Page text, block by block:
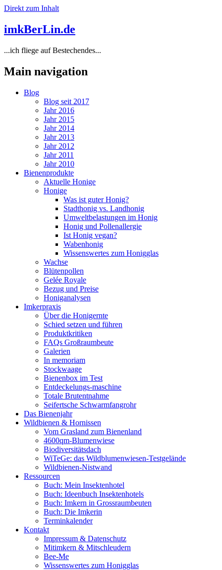
Direkt zum Inhalt
imkBerLin.de
...ich fliege auf Bestechendes...
Main navigation
Blog
Blog seit 2017
Jahr 2016
Jahr 2015
Jahr 2014
Jahr 2013
Jahr 2012
Jahr 2011
Jahr 2010
Bienenprodukte
Aktuelle Honige
Honige
Was ist guter Honig?
Stadthonig vs. Landhonig
Umweltbelastungen im Honig
Honig und Pollenallergie
Ist Honig vegan?
Wabenhonig
Wissenswertes zum Honigglas
Wachse
Blütenpollen
Gelée Royale
Bezug und Preise
Honiganalysen
Imkerpraxis
Über die Honigernte
Schied setzen und führen
Produktkritiken
FAQs Großraumbeute
Galerien
In memoriam
Stockwaage
Bienenbox im Test
Entdeckelungs-maschine
Totale Brutentnahme
Seifertsche Schwarmfangrohr
Das Bienenjahr
Wildbienen & Hornissen
Vom Grasland zum Bienenland
4600qm-Blumenwiese
Biodiversitätsdach
WiTeGe: das Wildblumenwiesen-Testgelände
Wildbienen-Nistwand
Ressourcen
Buch: Mein Insektenhotel
Buch: Ideenbuch Insektenhotels
Buch: Imkern in Grossraumbeuten
Buch: Die Imkerin
Terminkalender
Kontakt
Impressum & Datenschutz
Mitimkern & Mitschleudern
Bee-Me
Wissenswertes zum Honigglas